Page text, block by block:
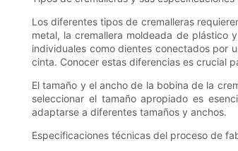
Los diferentes tipos de cremalleras
metal, la cremallera moldeada de plástico
individuales como dientes conectados por
cinta. Conocer estas diferencias es crucial
El tamaño y el ancho de la bobina de la
seleccionar el tamaño apropiado es
adaptarse a diferentes tamaños y anchos.
Especificaciones técnicas del proceso de